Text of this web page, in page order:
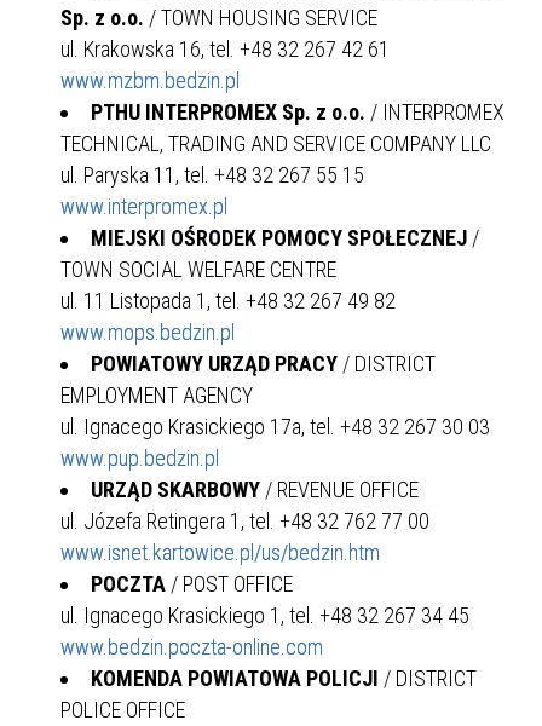
Sp. z o.o. / TOWN HOUSING SERVICE
ul. Krakowska 16, tel. +48 32 267 42 61
www.mzbm.bedzin.pl
PTHU INTERPROMEX Sp. z o.o. / INTERPROMEX
TECHNICAL, TRADING AND SERVICE COMPANY LLC
ul. Paryska 11, tel. +48 32 267 55 15
www.interpromex.pl
MIEJSKI OŚRODEK POMOCY SPOŁECZNEJ /
TOWN SOCIAL WELFARE CENTRE
ul. 11 Listopada 1, tel. +48 32 267 49 82
www.mops.bedzin.pl
POWIATOWY URZĄD PRACY / DISTRICT
EMPLOYMENT AGENCY
ul. Ignacego Krasickiego 17a, tel. +48 32 267 30 03
www.pup.bedzin.pl
URZĄD SKARBOWY / REVENUE OFFICE
ul. Józefa Retingera 1, tel. +48 32 762 77 00
www.isnet.kartowice.pl/us/bedzin.htm
POCZTA / POST OFFICE
ul. Ignacego Krasickiego 1, tel. +48 32 267 34 45
www.bedzin.poczta-online.com
KOMENDA POWIATOWA POLICJI / DISTRICT
POLICE OFFICE